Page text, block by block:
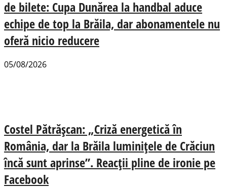
de bilete: Cupa Dunărea la handbal aduce
echipe de top la Brăila, dar abonamentele nu
oferă nicio reducere
05/08/2026
Costel Pătrășcan: „Criză energetică în
România, dar la Brăila luminițele de Crăciun
încă sunt aprinse”. Reacții pline de ironie pe
Facebook